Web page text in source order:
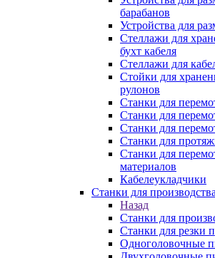
барабанов
Устройства для
Стеллажи для
бухт кабеля
Стеллажи для
Стойки для
рулонов
Станки для
Станки для
Станки для
Станки для
Станки для
материалов
Кабелеукладчики
Станки для
Назад
Станки для
Станки для резки
Одноголовочные